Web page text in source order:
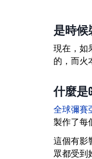
是時候
現在，如
的，而火
什麼是
全球彌賽
製作了每
這個有影
眾都受到